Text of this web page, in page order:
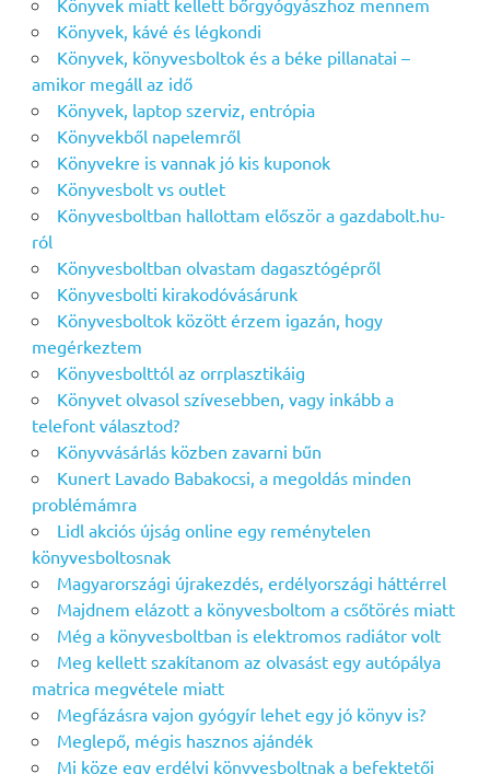
Könyvek miatt kellett bőrgyógyászhoz mennem
Könyvek, kávé és légkondi
Könyvek, könyvesboltok és a béke pillanatai –
amikor megáll az idő
Könyvek, laptop szerviz, entrópia
Könyvekből napelemről
Könyvekre is vannak jó kis kuponok
Könyvesbolt vs outlet
Könyvesboltban hallottam először a gazdabolt.hu-
ról
Könyvesboltban olvastam dagasztógépről
Könyvesbolti kirakodóvásárunk
Könyvesboltok között érzem igazán, hogy
megérkeztem
Könyvesbolttól az orrplasztikáig
Könyvet olvasol szívesebben, vagy inkább a
telefont választod?
Könyvvásárlás közben zavarni bűn
Kunert Lavado Babakocsi, a megoldás minden
problémámra
Lidl akciós újság online egy reménytelen
könyvesboltosnak
Magyarországi újrakezdés, erdélyországi háttérrel
Majdnem elázott a könyvesboltom a csőtörés miatt
Még a könyvesboltban is elektromos radiátor volt
Meg kellett szakítanom az olvasást egy autópálya
matrica megvétele miatt
Megfázásra vajon gyógyír lehet egy jó könyv is?
Meglepő, mégis hasznos ajándék
Mi köze egy erdélyi könyvesboltnak a befektetői